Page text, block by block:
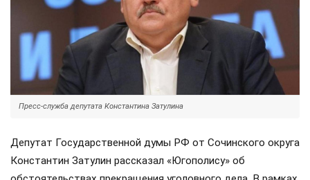
Пресс-служба депутата Константина Затулина
Депутат Государственной думы РФ от Сочинского округа
Константин Затулин рассказал «Югополису» об